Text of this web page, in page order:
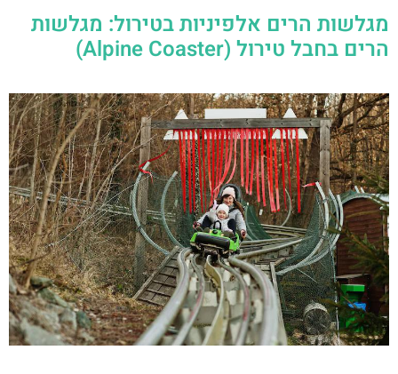
מגלשות הרים אלפיניות בטירול: מגלשות
הרים בחבל טירול (Alpine Coaster)